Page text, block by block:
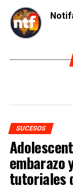
SUCESOS
embarazo
tutoriales